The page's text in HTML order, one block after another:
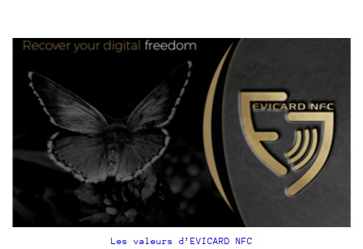
Les valeurs d’EVICARD NFC